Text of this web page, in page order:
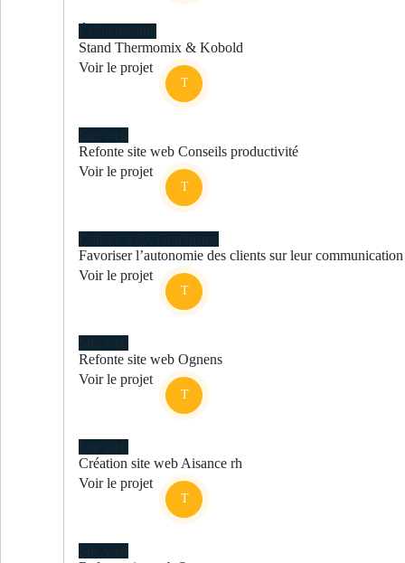
Stand Thermomix & Kobold
Voir le projet
Refonte site web Conseils productivité
Voir le projet
Favoriser l’autonomie des clients sur leur
Voir le projet
Refonte site web Ognens
Voir le projet
Création site web Aisance rh
Voir le projet